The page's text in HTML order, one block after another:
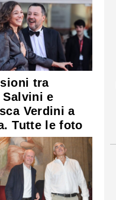
tra
Salvini e
Verdini a
Tutte le foto